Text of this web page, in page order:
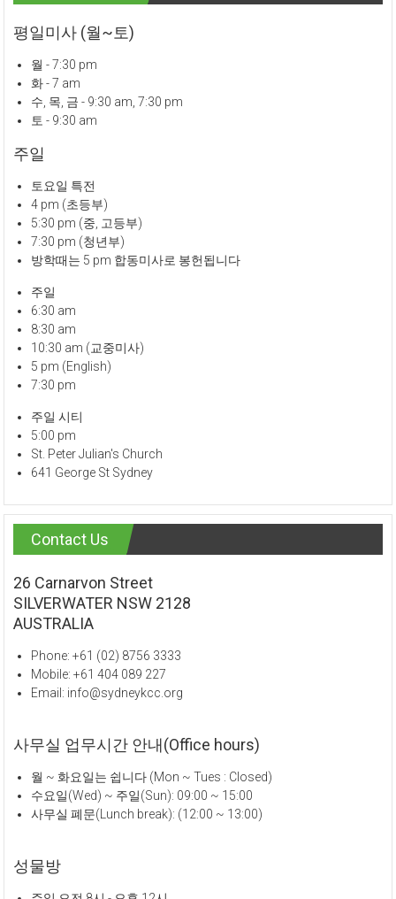
평일미사 (월~토)
월 - 7:30 pm
화 - 7 am
수, 목, 금 - 9:30 am, 7:30 pm
토 - 9:30 am
주일
토요일 특전
4 pm (초등부)
5:30 pm (중, 고등부)
7:30 pm (청년부)
방학때는 5 pm 합동미사로 봉헌됩니다
주일
6:30 am
8:30 am
10:30 am (교중미사)
5 pm (English)
7:30 pm
주일 시티
5:00 pm
St. Peter Julian's Church
641 George St Sydney
Contact Us
26 Carnarvon Street
SILVERWATER NSW 2128
AUSTRALIA
Phone: +61 (02) 8756 3333
Mobile: +61 404 089 227
Email: info@sydneykcc.org
사무실 업무시간 안내(Office hours)
월 ~ 화요일는 쉽니다 (Mon ~ Tues : Closed)
수요일(Wed) ~ 주일(Sun): 09:00 ~ 15:00
사무실 폐문(Lunch break): (12:00 ~ 13:00)
성물방